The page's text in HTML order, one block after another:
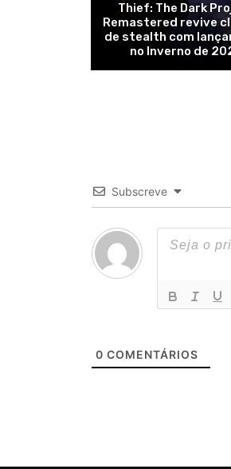
Thief: The Dark
Remastered revive
de stealth com
no Inverno de
Subscreve
0 COMENTÁRIOS